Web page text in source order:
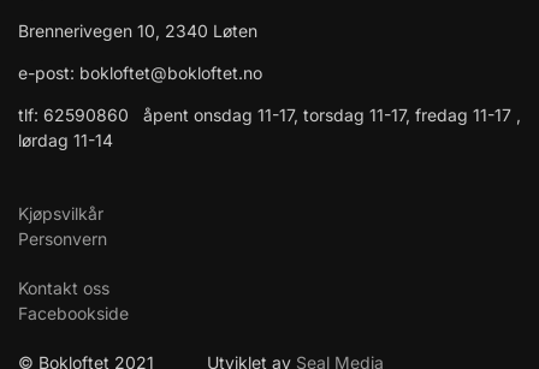
Brennerivegen 10, 2340 Løten
e-post: bokloftet@bokloftet.no
tlf: 62590860 åpent onsdag 11-17, torsdag 11-17, fredag 11-17 ,
lørdag 11-14
Kjøpsvilkår
Personvern
Kontakt oss
Facebookside
© Bokloftet 2021 Utviklet av Seal Media